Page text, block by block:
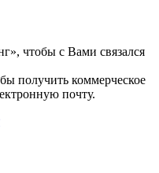
чтобы с Вами связался
получить коммерческое
почту.